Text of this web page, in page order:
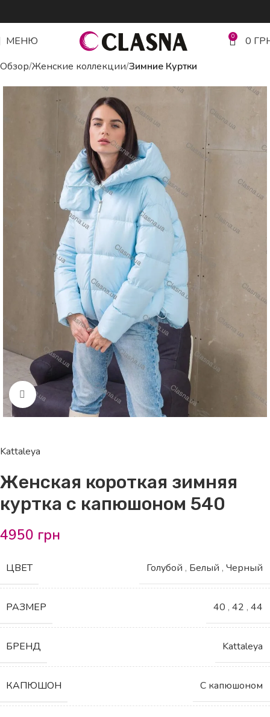
МЕНЮ 0 0
Обзор Женские коллекции Зимние Куртки
Click to enlarge
Kattaleya
Женская короткая зимняя
куртка с капюшоном 540
4950 грн
ЦВЕТ Голубой , Белый , Черный
РАЗМЕР 40 , 42 , 44
БРЕНД Kattaleya
КАПЮШОН С капюшоном